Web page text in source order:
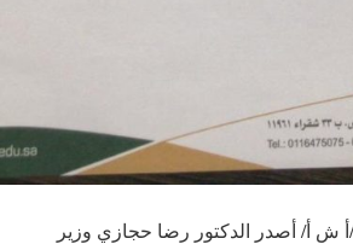
22 فبراير /أ ش أ/ أصدر الدكتور رضا حجازي وزير